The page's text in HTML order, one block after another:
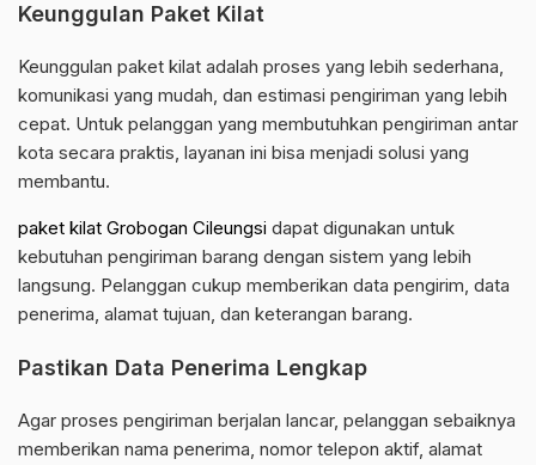
Keunggulan Paket Kilat
Keunggulan paket kilat adalah proses yang lebih sederhana,
komunikasi yang mudah, dan estimasi pengiriman yang lebih
cepat. Untuk pelanggan yang membutuhkan pengiriman antar
kota secara praktis, layanan ini bisa menjadi solusi yang
membantu.
paket kilat Grobogan Cileungsi dapat digunakan untuk
kebutuhan pengiriman barang dengan sistem yang lebih
langsung. Pelanggan cukup memberikan data pengirim, data
penerima, alamat tujuan, dan keterangan barang.
Pastikan Data Penerima Lengkap
Agar proses pengiriman berjalan lancar, pelanggan sebaiknya
memberikan nama penerima, nomor telepon aktif, alamat